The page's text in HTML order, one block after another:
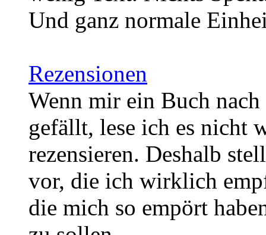
Und ganz normale
Rezensionen
Wenn mir ein Buch
gefällt, lese ich es nicht
rezensieren. Deshalb
vor, die ich wirklich
die mich so empört